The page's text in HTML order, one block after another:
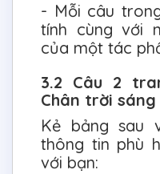
- Mỗi câu
tính cùng với
của một tác
3.2 Câu 2
Chân trời
Kẻ bảng sau
thông tin phù
với bạn: